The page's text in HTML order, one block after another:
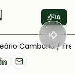
IA
Camboriú /